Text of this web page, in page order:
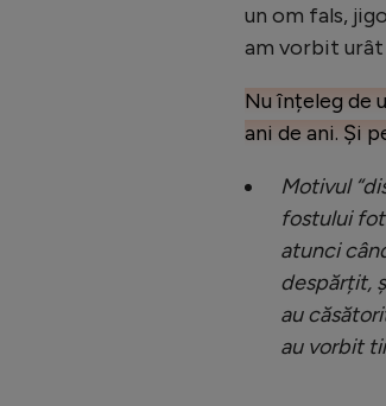
un om fals,
am vorbit urât
Nu înțeleg de
ani de ani. Și
Motivul
fostului
atunci
despărțit,
au
au vorbit